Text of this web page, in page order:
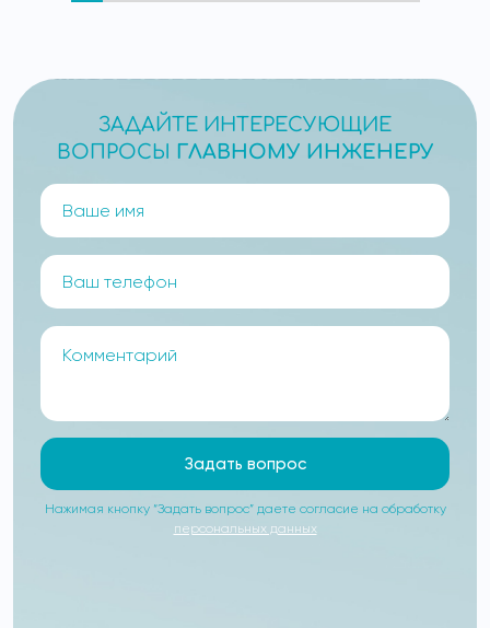
ЗАДАЙТЕ ИНТЕРЕСУЮЩИЕ
ВОПРОСЫ ГЛАВНОМУ ИНЖЕНЕРУ
Задать вопрос
Нажимая кнопку “Задать вопрос” даете согласие на обработку
персональных данных